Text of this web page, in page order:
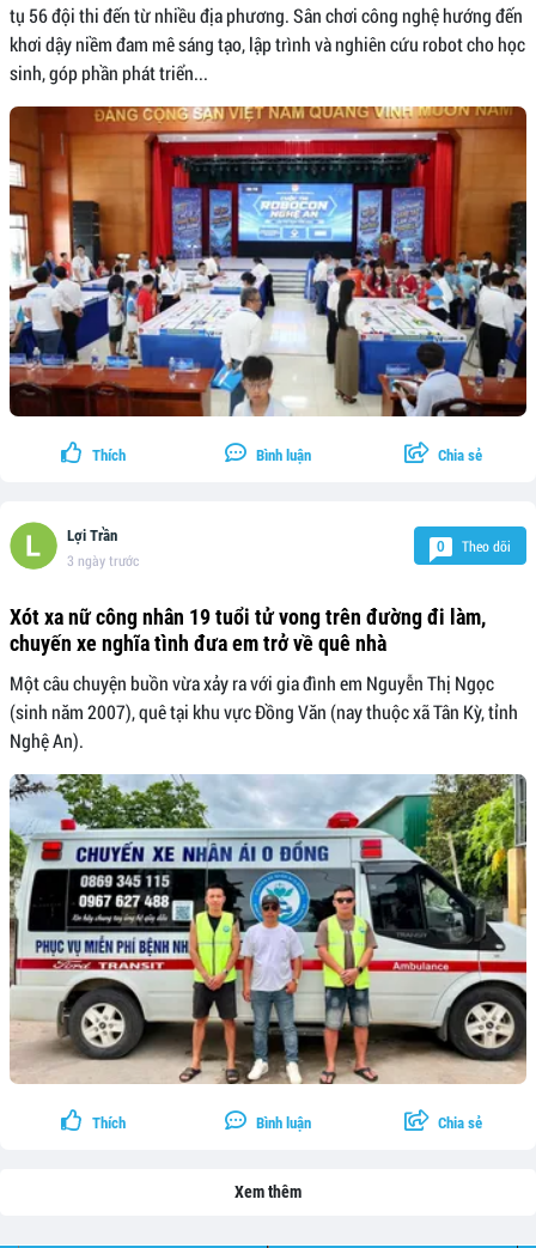
tụ 56 đội thi đến từ nhiều địa phương. Sân chơi công nghệ hướng đến
khơi dậy niềm đam mê sáng tạo, lập trình và nghiên cứu robot cho học
sinh, góp phần phát triển...
Thích Bình luận Chia sẻ
Lợi Trần
3 ngày trước
0 Theo dõi
Xót xa nữ công nhân 19 tuổi tử vong trên đường đi làm,
chuyến xe nghĩa tình đưa em trở về quê nhà
Một câu chuyện buồn vừa xảy ra với gia đình em Nguyễn Thị Ngọc
(sinh năm 2007), quê tại khu vực Đồng Văn (nay thuộc xã Tân Kỳ, tỉnh
Nghệ An).
Thích Bình luận Chia sẻ
Xem thêm